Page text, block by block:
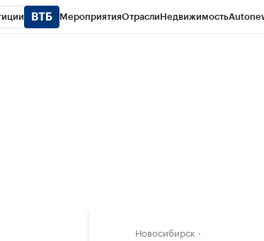
МероприятияОтраслиНедвижимость
Новосибирск